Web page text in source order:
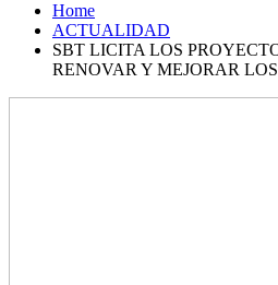
Home
ACTUALIDAD
SBT LICITA LOS
RENOVAR Y MEJORAR